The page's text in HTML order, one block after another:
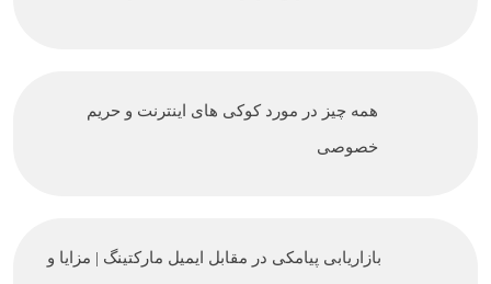
همه چیز در مورد کوکی های اینترنت و حریم
خصوصی
بازاریابی پیامکی در مقابل ایمیل مارکتینگ | مزایا و